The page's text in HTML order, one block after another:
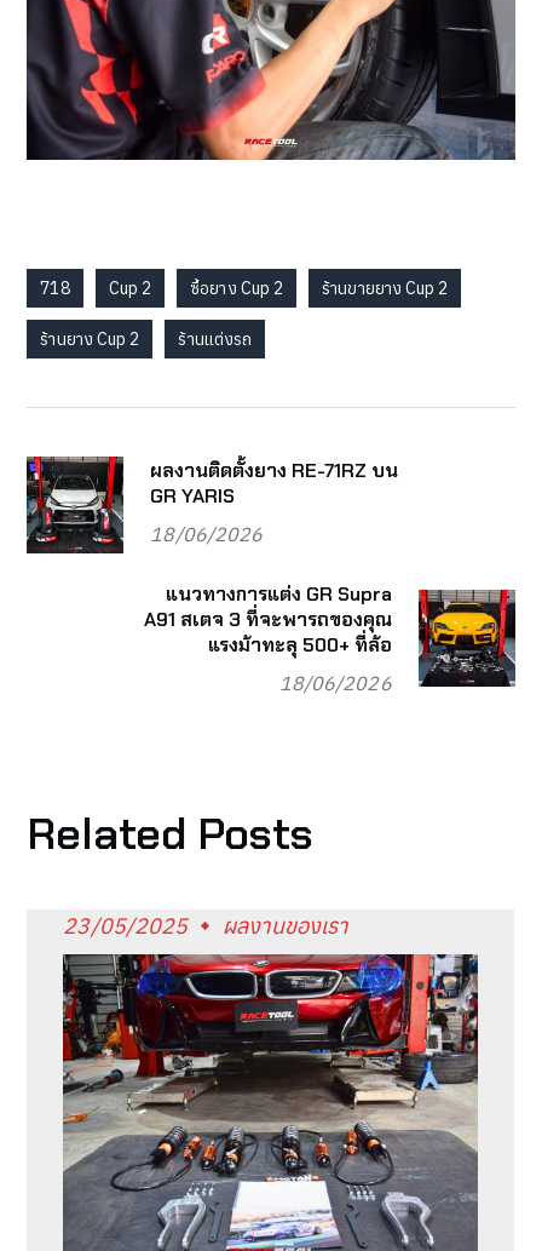
718 Cup 2 ซื้อยาง Cup 2 ร้านขายยาง Cup 2
ร้านยาง Cup 2 ร้านแต่งรถ
ผลงานติดตั้งยาง RE-71RZ บน
GR YARIS
18/06/2026
แนวทางการแต่ง GR Supra
A91 สเตจ 3 ที่จะพารถของคุณ
แรงม้าทะลุ 500+ ที่ล้อ
18/06/2026
Related Posts
23/05/2025 ผลงานของเรา